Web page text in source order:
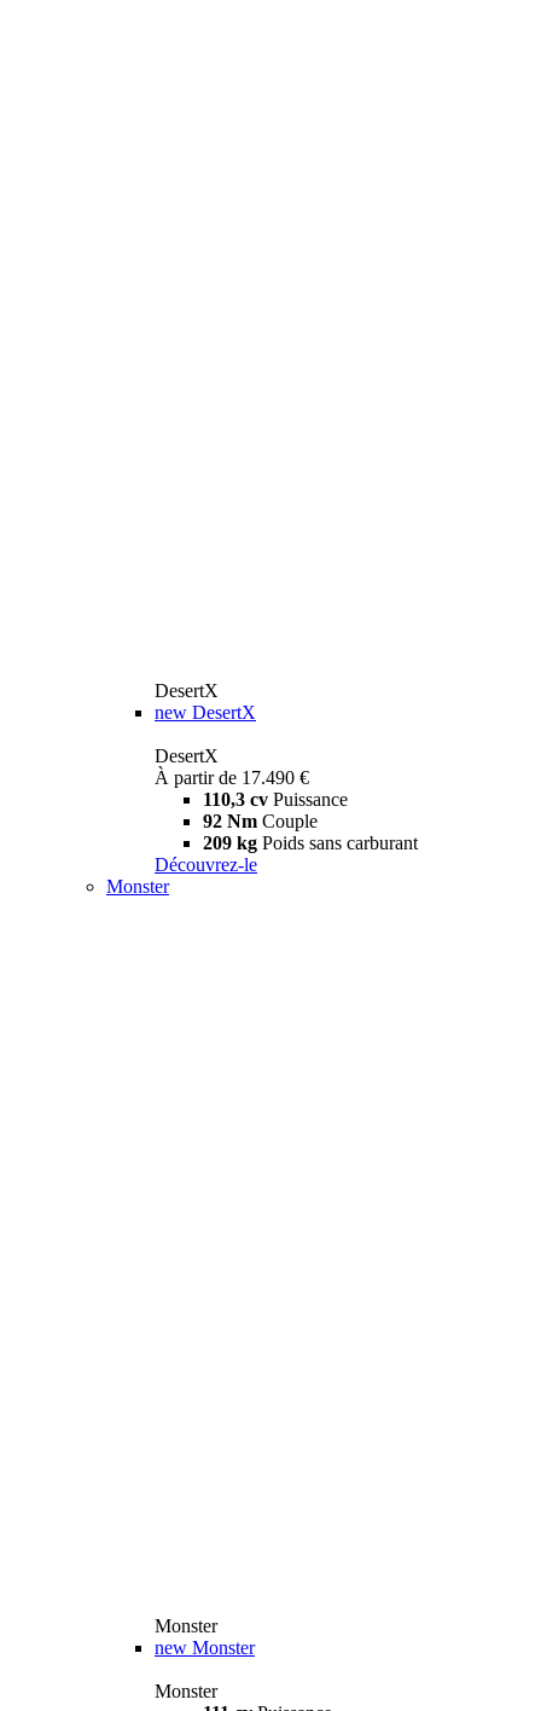
DesertX
new DesertX
DesertX
À partir de 17.490 €
110,3 cv Puissance
92 Nm Couple
209 kg Poids sans carburant
Découvrez-le
Monster
Monster
new Monster
Monster